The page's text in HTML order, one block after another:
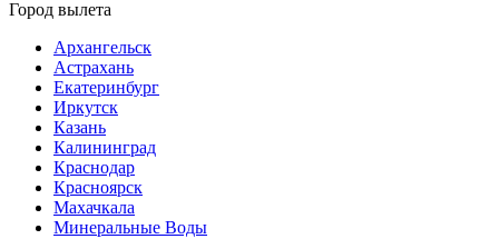
Город вылета
Архангельск
Астрахань
Екатеринбург
Иркутск
Казань
Калининград
Краснодар
Красноярск
Махачкала
Минеральные Воды